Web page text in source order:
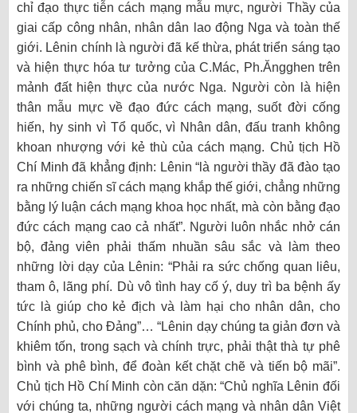
chỉ đạo thực tiễn cách mạng mẫu mực, người Thầy của
giai cấp công nhân, nhân dân lao động Nga và toàn thế
giới. Lênin chính là người đã kế thừa, phát triển sáng tạo
và hiện thực hóa tư tưởng của C.Mác, Ph.Ăngghen trên
mảnh đất hiện thực của nước Nga. Người còn là hiện
thân mẫu mực về đạo đức cách mạng, suốt đời cống
hiến, hy sinh vì Tổ quốc, vì Nhân dân, đấu tranh không
khoan nhượng với kẻ thù của cách mạng. Chủ tịch Hồ
Chí Minh đã khẳng định: Lênin “là người thầy đã đào tạo
ra những chiến sĩ cách mạng khắp thế giới, chẳng những
bằng lý luận cách mạng khoa học nhất, mà còn bằng đạo
đức cách mạng cao cả nhất”. Người luôn nhắc nhở cán
bộ, đảng viên phải thấm nhuần sâu sắc và làm theo
những lời dạy của Lênin: “Phải ra sức chống quan liêu,
tham ô, lãng phí. Dù vô tình hay cố ý, duy trì ba bệnh ấy
tức là giúp cho kẻ địch và làm hại cho nhân dân, cho
Chính phủ, cho Đảng”… “Lênin dạy chúng ta giản đơn và
khiêm tốn, trong sạch và chính trực, phải thật thà tự phê
bình và phê bình, để đoàn kết chặt chẽ và tiến bộ mãi”.
Chủ tịch Hồ Chí Minh còn căn dặn: “Chủ nghĩa Lênin đối
với chúng ta, những người cách mạng và nhân dân Việt